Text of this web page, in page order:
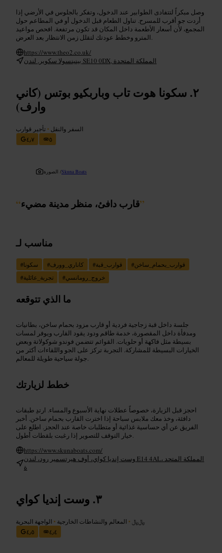
وصل مبكراً لتتفادى الطوابير عند الدخول، وتفكر بالجلوس في الأرضي إذا
أردت جو أقرب للمسرح. تناول الطعام قبل الدخول أو في المطاعم حول
المجمع، لأن أسعار الأطعمة داخل المكان قد تكون مرتفعة. افحص مواعيد
المترو وخطط عودتك لتقلل زمن الانتظار بعد العرض.
https://www.theo2.co.uk/
بينينسولا سكوير, لندن SE10 0DX, المملكة المتحدة
سكونا هوت تاب وباربكيو بوتس (كاني
وارف)
السفر والنقل • تأجير قوارب
٤٫٧
٥
الصورة /Skuna Boats
“قارب دافئ، منظر مدينة مضيء”
مناسب لـ
#سكونا #كاناري_وورف #قوارب_قبة #قوارب_بحمام_ساخن
#تجربة_عائلية #خروج_رومانسي
ما الذي تتوقعه
جلسة داخل قبة زجاجية فردية أو قارب مزود بحمام ساخن، بطانيات
ومدفأة داخل المقصورة، خدمة طاقم ودود يقود القارب ويوفر لمسات
بسيطة مثل فاكهة أو حلويات. القوائم تتضمن فوندو شوكولاتة وبعض
الخيارات البسيطة للمشاركة. التجربة تركز على الجو واللقاءات أكثر من
جولة سياحية طويلة للمعالم.
خطط لزيارتك
احجز قبل الزيارة، خصوصاً عطلات نهاية الأسبوع والمساء. ارتدِ طبقات
دافئة، وخذ معك ملابس سباحة إذا اخترت القارب بحمام ساخن. أخبر
الفريق عن أي حساسية غذائية أو متطلبات خاصة عند الحجز. اطلع على
خيار التوقف للتصوير إذا رغبت بلقطات أطول.
https://www.skunaboats.com/
وست إنديا كواي، أوف هيرتسمير رود، لندن E14 4AL، المملكة المتحد
ة
وست إنديا كواي
﷼﷼ • المعالم والنشاطات الخارجية • الواجهة البحرية
٤٫٥
٤٫٤